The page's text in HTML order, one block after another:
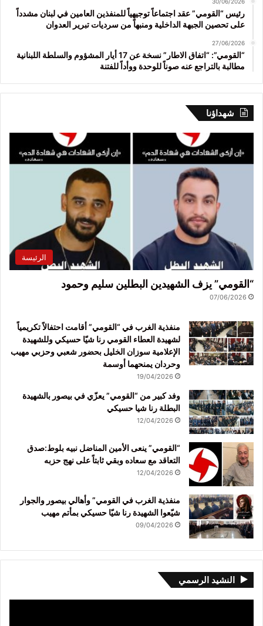
رئيس “القومي” عقد اجتماعاً توجيهياً للمنفذين العامين في لبنان مشدداً
على تحصين الجبهة الداخلية ومنبهاً من سرديات تبرير العدوان
27/06/2026
“القومي”: “اتفاق الاطار” نسخة عن 17 أيار المشؤوم والسلطة اللبنانية
مطالبة بالتراجع عنه صوناً للوحدة ووأداً للفتنة
شهداؤنا
الرئيسة
“القومي” يزف الشهيدين البطلين سليم وحمود
07/06/2026
منفذية الغرب في “القومي” أقامت احتفالاً تكريمياً
لشهيدة العطاء القومي رنا شيّا حسيكي وللشهيدة
الإعلامية سوزان الخليل بحضور شعبي وحزبي مهيب
وحردان يمنحهما أوسمة
19/04/2026
وفد كبير من “القومي” يعزّي في بيصور بالشهيدة
البطلة رنا شيا حسيكي
12/04/2026
“القومي” ينعى الأمين المناضل نبيه بلوط:صدق
التعاقد مع سعاده وبقي ثابتاً على نهج حزبه
12/04/2026
منفذية الغرب في القومي” وأهالي بيصور والجوار
شيّعوا الشهيدة رنا شيّا حسيكي بمأتم مهيب
09/04/2026
النشيد الرسمي